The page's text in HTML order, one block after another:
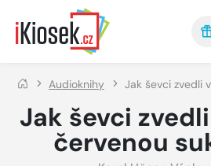
Přejít na hlavní obsah
Audioknihy Jak ševci zvedli
Jak ševci
červenou